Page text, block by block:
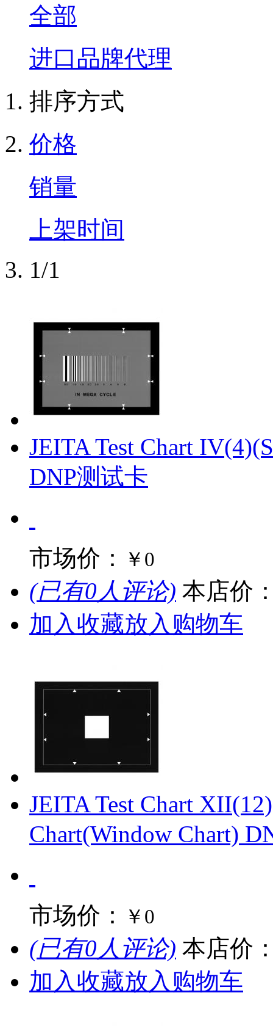
全部
进口品牌代理
排序方式
价格
销量
上架时间
1/1
JEITA Test Chart
DNP测试卡
市场价： ￥0
(已有0人评论) 本店价
加入收藏放入购物车
JEITA Test Chart
Chart(Window Chart)
市场价： ￥0
(已有0人评论) 本店价
加入收藏放入购物车